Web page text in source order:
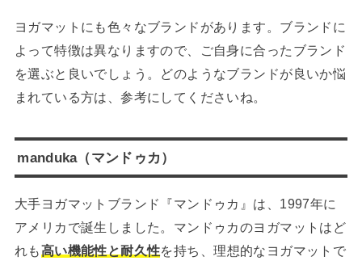
ヨガマットにも色々なブランドがあります。ブランドに
よって特徴は異なりますので、ご自身に合ったブランド
を選ぶと良いでしょう。どのようなブランドが良いか悩
まれている方は、参考にしてくださいね。
manduka（マンドゥカ）
大手ヨガマットブランド『マンドゥカ』は、1997年に
アメリカで誕生しました。マンドゥカのヨガマットはど
れも高い機能性と耐久性を持ち、理想的なヨガマットで